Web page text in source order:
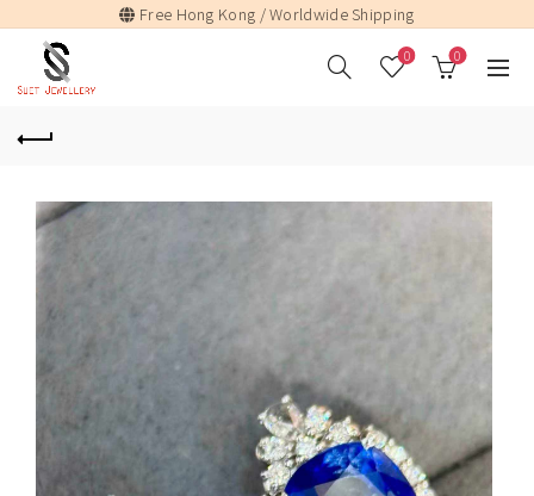
Free Hong Kong / Worldwide Shipping
0 0